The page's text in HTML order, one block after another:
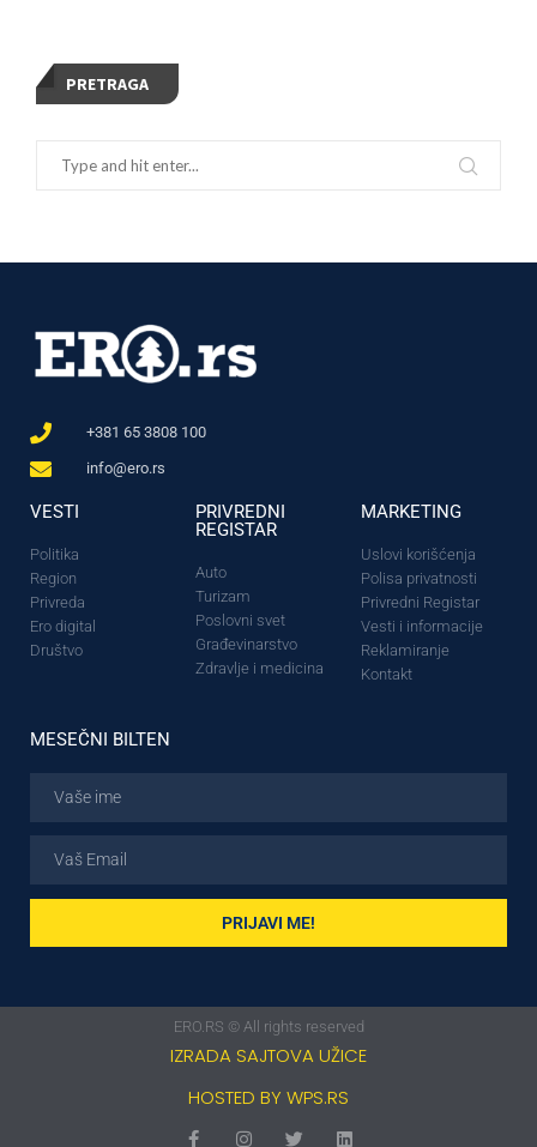
PRETRAGA
+381 65 3808 100
info@ero.rs
VESTI
Politika
Region
Privreda
Ero digital
Društvo
PRIVREDNI
REGISTAR
Auto
Turizam
Poslovni svet
Građevinarstvo
Zdravlje i medicina
MARKETING
Uslovi korišćenja
Polisa privatnosti
Privredni Registar
Vesti i informacije
Reklamiranje
Kontakt
MESEČNI BILTEN
PRIJAVI ME!
ERO.RS © All rights reserved
IZRADA SAJTOVA UŽICE
HOSTED BY WPS.RS